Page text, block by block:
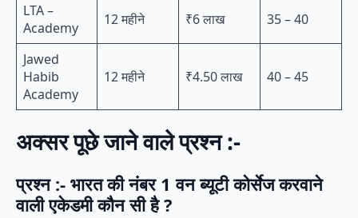
LTA –
Academy
12 महीने ₹6 लाख 35 – 40
Jawed
Habib
Academy
12 महीने ₹4.50 लाख 40 – 45
अक्सर पूछे जाने वाले प्रश्न :-
प्रश्न :- भारत की नंबर 1 वन ब्यूटी कोर्सेज करवाने
वाली एकेडमी कौन सी है ?